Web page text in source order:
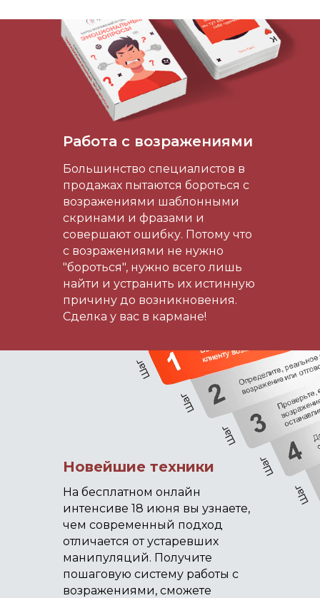
Работа с возражениями
Большинство специалистов в
продажах пытаются бороться с
возражениями шаблонными
скринами и фразами и
совершают ошибку. Потому что
с возражениями не нужно
"бороться", нужно всего лишь
найти и устранить их истинную
причину до возникновения.
Сделка у вас в кармане!
Новейшие техники
На бесплатном онлайн
интенсиве 18 июня вы узнаете,
чем современный подход
отличается от устаревших
манипуляций. Получите
пошаговую систему работы с
возражениями, сможете